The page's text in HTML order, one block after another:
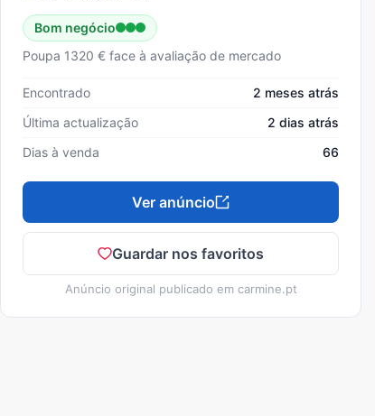
Bom negócio
Poupa 1320 € face à avaliação de mercado
Encontrado
2 meses atrás
Última actualização
2 dias atrás
Dias à venda
66
Ver anúncio
Guardar nos favoritos
Anúncio original publicado em carmine.pt